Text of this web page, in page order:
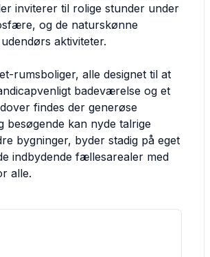
inviterer til rolige stunder under
og de naturskønne
aktiviteter.
rumsboliger, alle designet til at
badeværelse og et
findes der generøse
kan nyde talrige
bygninger, byder stadig på eget
indbydende fællesarealer med
alle.